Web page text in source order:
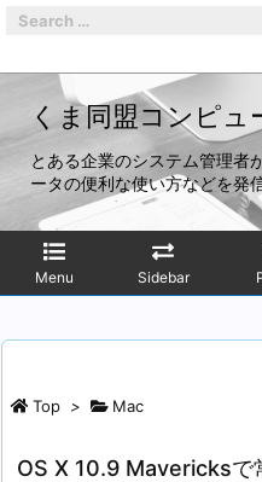
くま同盟コンピュ
とある企業のシステム管理者
ータの便利な使い方などを発
Menu Sidebar
Top > Mac
OS X 10.9 Mavericksで